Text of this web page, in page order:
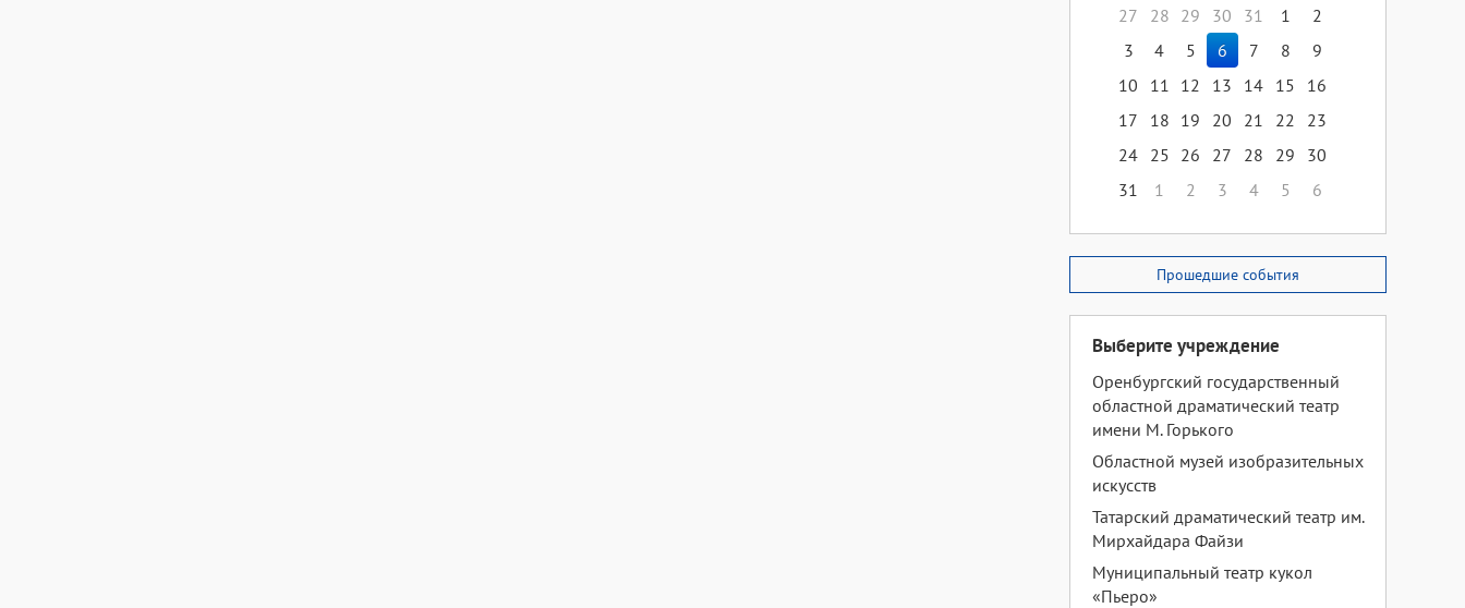
27
28 29 30 31 1
2
3
4 5 6 7 8
9
10
11 12 13 14 15
16
17
18 19 20 21 22
23
24 25 26 27 28 29
30
31
1 2 3 4 5 6
Прошедшие события
Выберите учреждение
Оренбургский государственный
областной драматический театр
имени М. Горького
Областной музей изобразительных
искусств
Татарский драматический театр им.
Мирхайдара Файзи
Муниципальный театр кукол
«Пьеро»